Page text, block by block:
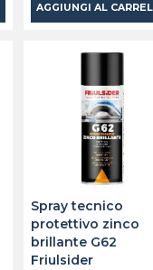
AGGIUNGI AL
Spray tecnico
protettivo zinco
brillante G62
Friulsider